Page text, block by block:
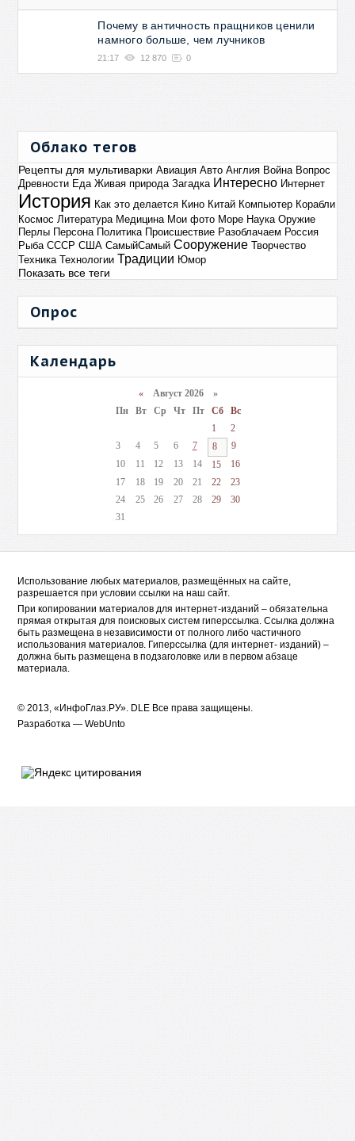
Почему в античность пращников ценили
намного больше, чем лучников
21:17 12 870 0
Облако тегов
Рецепты для мультиварки Авиация Авто Англия Война Вопрос
Древности Еда Живая природа Загадка Интересно Интернет
История Как это делается Кино Китай Компьютер Корабли
Космос Литература Медицина Мои фото Море Наука Оружие
Перлы Персона Политика Происшествие Разоблачаем Россия
Рыба СССР США СамыйСамый Сооружение Творчество
Техника Технологии Традиции Юмор
Показать все теги
Опрос
Календарь
«Август 2026 »
Пн
Вт Ср Чт Пт Сб
Вс
1
2
3
4 5 6 7 8
9
10
11 12 13 14 15
16
17
18 19 20 21 22
23
24
25 26 27 28 29
30
31
Использование любых материалов, размещённых на сайте,
разрешается при условии ссылки на наш сайт.
При копировании материалов для интернет-изданий – обязательна
прямая открытая для поисковых систем гиперссылка. Ссылка должна
быть размещена в независимости от полного либо частичного
использования материалов. Гиперссылка (для интернет- изданий) –
должна быть размещена в подзаголовке или в первом абзаце
материала.
© 2013, «ИнфоГлаз.РУ». DLE Все права защищены.
Разработка —WebUnto